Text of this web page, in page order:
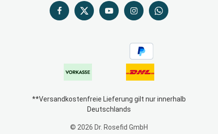
© 2026 Dr. Rosefid GmbH
**Versandkostenfreie Lieferung gilt nur innerhalb
Deutschlands